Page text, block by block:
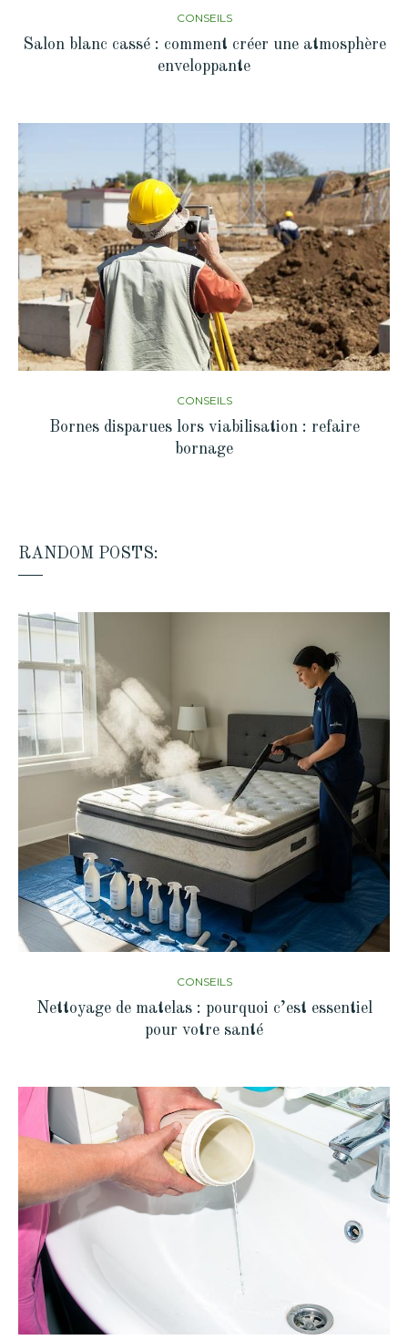
CONSEILS
Salon blanc cassé : comment créer une atmosphère
enveloppante
CONSEILS
Bornes disparues lors viabilisation : refaire
bornage
RANDOM POSTS:
CONSEILS
Nettoyage de matelas : pourquoi c’est essentiel
pour votre santé